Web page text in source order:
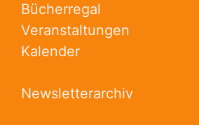
Bücherregal
Veranstaltungen
Kalender
Newsletterarchiv